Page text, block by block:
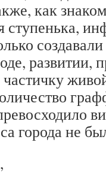
как
ступенька,
развитии,
города не